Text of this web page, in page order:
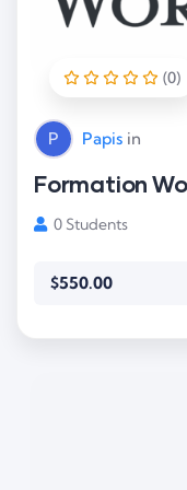
(0)
P Papis in
Formation
0 Students
$550.00